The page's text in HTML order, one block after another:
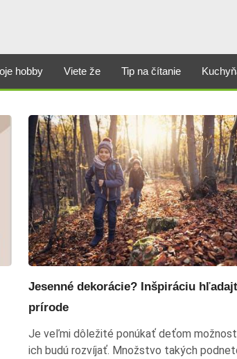
hobby Viete že Tip na čítanie
Jesenné dekorácie? Inšpiráciu
prírode
Je veľmi dôležité ponúkať deťom
ich budú rozvíjať. Množstvo takých